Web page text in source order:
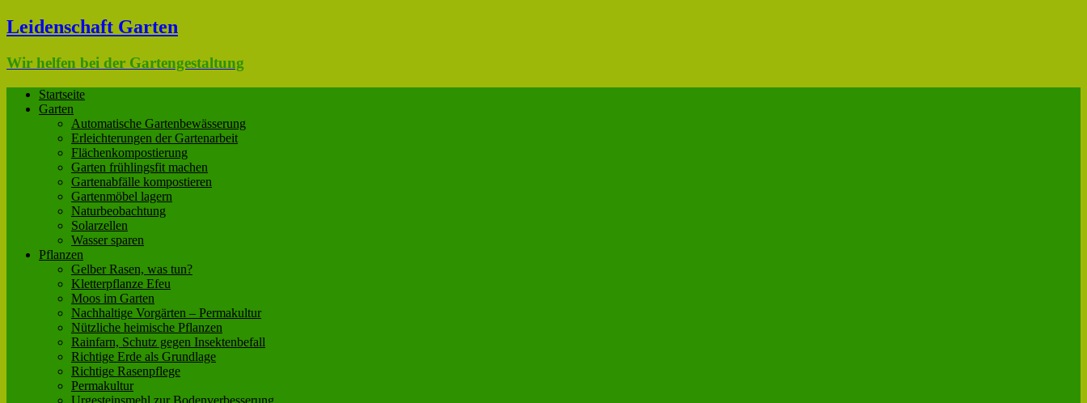
Leidenschaft Garten
Wir helfen bei der Gartengestaltung
Startseite
Garten
Automatische Gartenbewässerung
Erleichterungen der Gartenarbeit
Flächenkompostierung
Garten frühlingsfit machen
Gartenabfälle kompostieren
Gartenmöbel lagern
Naturbeobachtung
Solarzellen
Wasser sparen
Pflanzen
Gelber Rasen, was tun?
Kletterpflanze Efeu
Moos im Garten
Nachhaltige Vorgärten – Permakultur
Nützliche heimische Pflanzen
Rainfarn, Schutz gegen Insektenbefall
Richtige Erde als Grundlage
Richtige Rasenpflege
Permakultur
Urgesteinsmehl zur Bodenverbesserung